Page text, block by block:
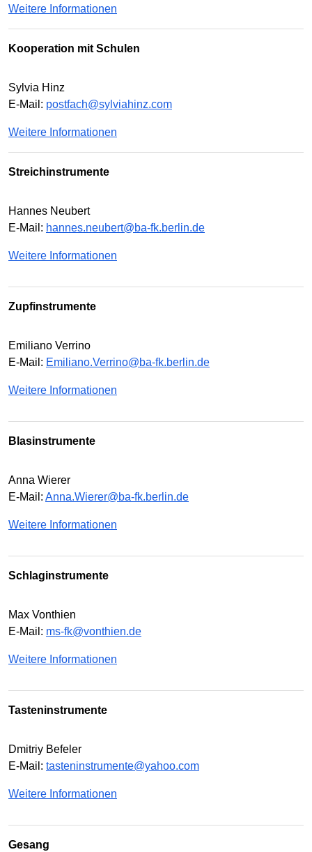
Weitere Informationen
Kooperation mit Schulen
Sylvia Hinz
E-Mail: postfach@sylviahinz.com
Weitere Informationen
Streichinstrumente
Hannes Neubert
E-Mail: hannes.neubert@ba-fk.berlin.de
Weitere Informationen
Zupfinstrumente
Emiliano Verrino
E-Mail: Emiliano.Verrino@ba-fk.berlin.de
Weitere Informationen
Blasinstrumente
Anna Wierer
E-Mail: Anna.Wierer@ba-fk.berlin.de
Weitere Informationen
Schlaginstrumente
Max Vonthien
E-Mail: ms-fk@vonthien.de
Weitere Informationen
Tasteninstrumente
Dmitriy Befeler
E-Mail: tasteninstrumente@yahoo.com
Weitere Informationen
Gesang